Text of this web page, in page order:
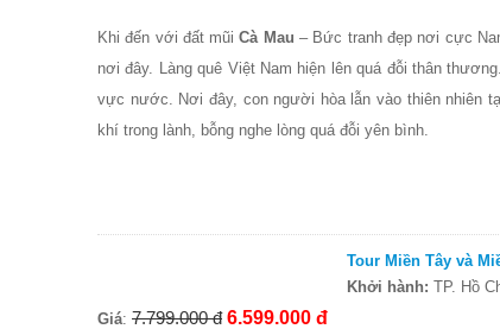
Khi đến với đất mũiCà Mau – Bức tranh đẹp nơi cực
nơi đây. Làng quê Việt Nam hiện lên quá đỗi thân
vực nước. Nơi đây, con người hòa lẫn vào thiên nhiên
khí trong lành, bỗng nghe lòng quá đỗi yên bình.
Tour Miền Tây và
Khởi hành: TP. Hồ
Giá: 7.799.000 đ 6.599.000 đ